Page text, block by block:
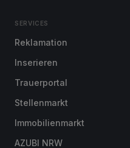
SERVICES
Reklamation
Inserieren
Trauerportal
Stellenmarkt
Immobilienmarkt
AZUBI NRW